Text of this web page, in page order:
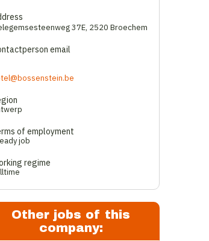
37E, 2520 Broechem
email
of employment
job
regime
Other jobs of this
company: